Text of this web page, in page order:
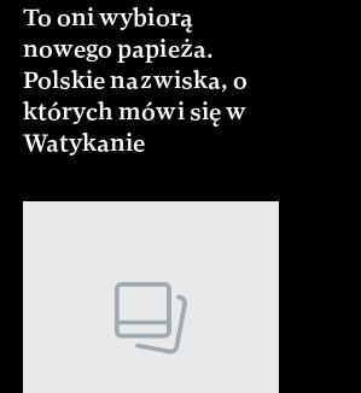
To oni wybiorą
nowego papieża.
Polskie nazwiska, o
których mówi się w
Watykanie